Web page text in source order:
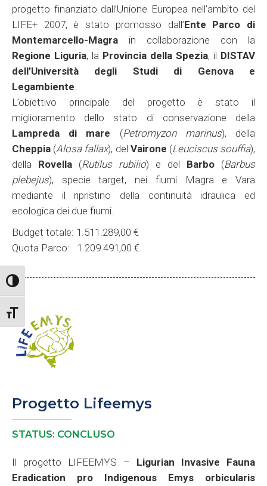
Attiva/disattiva alto contrasto
Attiva/disattiva dimensione testo
progetto finanziato dall’Unione Europea nell’ambito del
LIFE+ 2007, è stato promosso dall’Ente Parco di
Montemarcello-Magra in collaborazione con la
Regione Liguria, la Provincia della Spezia, il DISTAV
dell’Università degli Studi di Genova e
Legambiente
L’obiettivo principale del progetto è stato il
miglioramento dello stato di conservazione della
Lampreda di mare (Petromyzon marinus), della
Cheppia (Alosa fallax), del Vairone (Leuciscus souffia),
della Rovella (Rutilus rubilio) e del Barbo (Barbus
plebejus), specie target, nei fiumi Magra e Vara
mediante il ripristino della continuità idraulica ed
ecologica dei due fiumi.
Budget totale: 1.511.289,00 €
Quota Parco: 1.209.491,00 €
Progetto Lifeemys
STATUS: CONCLUSO
Il progetto LIFEEMYS – Ligurian Invasive Fauna
Eradication pro Indigenous Emys orbicularis